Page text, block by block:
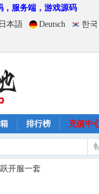
，服务端，游戏源码
日本語 Deutsch 한
排行榜 充值中
开服一套